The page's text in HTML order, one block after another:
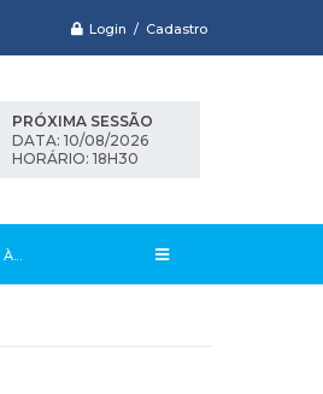
Login / Cadastro
PRÓXIMA SESSÃO
DATA: 10/08/2026
HORÁRIO: 18H30